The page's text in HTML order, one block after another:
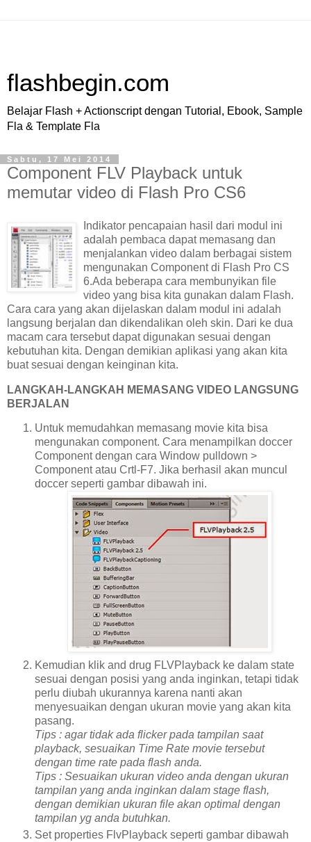
flashbegin.com
Belajar Flash + Actionscript dengan Tutorial, Ebook, Sample
Fla & Template Fla
Sabtu, 17 Mei 2014
Component FLV Playback untuk
memutar video di Flash Pro CS6
Indikator pencapaian hasil dari modul ini
adalah pembaca dapat memasang dan
menjalankan video dalam berbagai sistem
mengunakan Component di Flash Pro CS
6.Ada beberapa cara membunyikan file
video yang bisa kita gunakan dalam Flash.
Cara cara yang akan dijelaskan dalam modul ini adalah
langsung berjalan dan dikendalikan oleh skin. Dari ke dua
macam cara tersebut dapat digunakan sesuai dengan
kebutuhan kita. Dengan demikian aplikasi yang akan kita
buat sesuai dengan keinginan kita.
LANGKAH-LANGKAH MEMASANG VIDEO LANGSUNG
BERJALAN
Untuk memudahkan memasang movie kita bisa
mengunakan component. Cara menampilkan doccer
Component dengan cara Window pulldown >
Component atau Crtl-F7. Jika berhasil akan muncul
doccer seperti gambar dibawah ini.
Kemudian klik and drug FLVPlayback ke dalam state
sesuai dengan posisi yang anda inginkan, tetapi tidak
perlu diubah ukurannya karena nanti akan
menyesuaikan dengan ukuran movie yang akan kita
pasang.
Tips : agar tidak ada flicker pada tampilan saat
playback, sesuaikan Time Rate movie tersebut
dengan time rate pada flash anda.
Tips : Sesuaikan ukuran video anda dengan ukuran
tampilan yang anda inginkan dalam stage flash,
dengan demikian ukuran file akan optimal dengan
tampilan yg anda butuhkan.
Set properties FlvPlayback seperti gambar dibawah